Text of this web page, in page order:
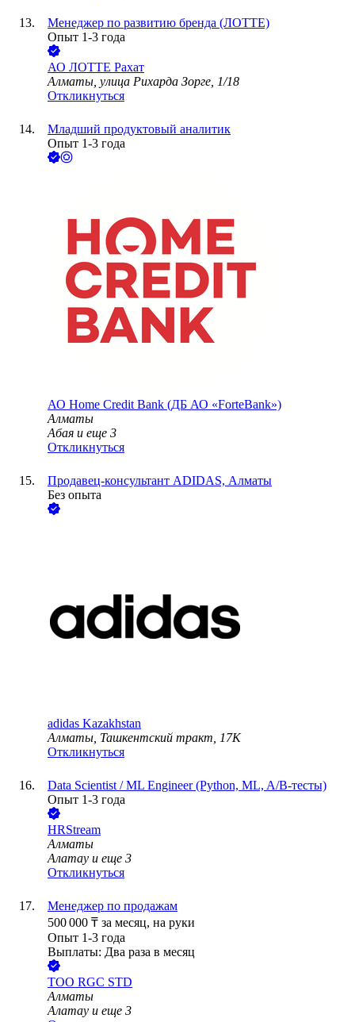
Менеджер по развитию бренда (ЛОТТЕ)
Опыт 1-3 года
АО ЛОТТЕ Рахат
Алматы, улица Рихарда Зорге, 1/18
Откликнуться
Младший продуктовый аналитик
Опыт 1-3 года
АО Home Credit Bank (ДБ АО «ForteBank»)
Алматы
Абая и еще 3
Откликнуться
Продавец-консультант ADIDAS, Алматы
Без опыта
adidas Kazakhstan
Алматы, Ташкентский тракт, 17К
Откликнуться
Data Scientist / ML Engineer (Python, ML, A/B-тесты)
Опыт 1-3 года
HRStream
Алматы
Алатау и еще 3
Откликнуться
Менеджер по продажам
500 000 ₸ за месяц, на руки
Опыт 1-3 года
Выплаты: Два раза в месяц
ТОО RGC STD
Алматы
Алатау и еще 3